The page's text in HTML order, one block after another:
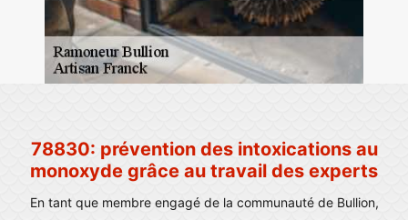
78830: prévention des intoxications au
monoxyde grâce au travail des experts
En tant que membre engagé de la communauté de Bullion,